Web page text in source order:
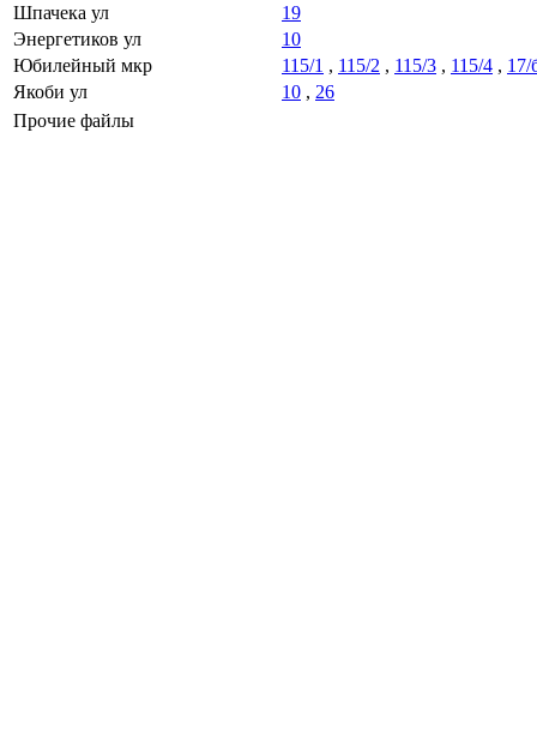
Шпачека ул
19
Энергетиков ул
10
Юбилейный мкр
115/1 , 115/2 , 115/3 , 115/4 , 17/
Якоби ул
10 , 26
Прочие файлы